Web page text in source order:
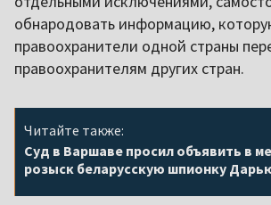
обнародовать информацию,
правоохранители одной страны
правоохранителям других стран.
Читайте также:
Суд в Варшаве просил объявить в
розыск беларусскую шпионку